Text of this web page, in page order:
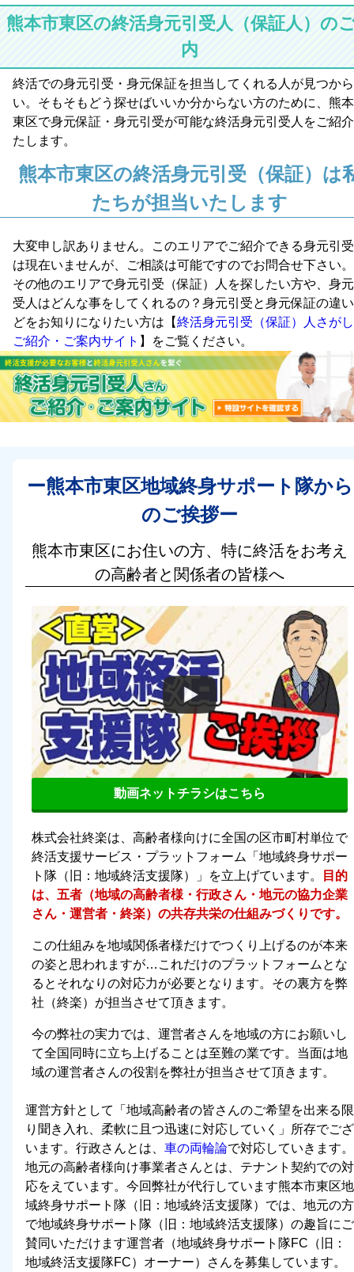
熊本市東区の終活身元引受人（保証人）の
内
終活での身元引受・身元保証を担当してくれる人が見つか
い。そもそもどう探せばいいか分からない方のために、熊
東区で身元保証・身元引受が可能な終活身元引受人をご紹
たします。
熊本市東区の終活身元引受（保証）は
たちが担当いたします
大変申し訳ありません。このエリアでご紹介できる身元引
は現在いませんが、ご相談は可能ですのでお問合せ下さい。
その他のエリアで身元引受（保証）人を探したい方や、身
受人はどんな事をしてくれるの？身元引受と身元保証の違
どをお知りになりたい方は【終活身元引受（保証）人さが
ご紹介・ご案内サイト 】をご覧ください。
ー熊本市東区地域終身サポート隊から
のご挨拶ー
熊本市東区にお住いの方、特に終活をお考え
の高齢者と関係者の皆様へ
動画ネットチラシはこちら
株式会社終楽は、高齢者様向けに全国の区市町村単位で
終活支援サービス・プラットフォーム「地域終身サポー
ト隊（旧：地域終活支援隊）」を立上げています。
目的
は、五者（地域の高齢者様・行政さん・地元の協力企業
さん・運営者・終楽）の共存共栄の仕組みづくりです。
この仕組みを地域関係者様だけでつくり上げるのが本来
の姿と思われますが…これだけのプラットフォームとな
るとそれなりの対応力が必要となります。その裏方を弊
社（終楽）が担当させて頂きます。
今の弊社の実力では、運営者さんを地域の方にお願いし
て全国同時に立ち上げることは至難の業です。当面は地
域の運営者さんの役割を弊社が担当させて頂きます。
運営方針として「 地域高齢者の皆さんのご希望を出来る限
り聞き入れ、柔軟に且つ迅速に対応していく
」所存でござ
います。行政さんとは、 車の両輪論で対応していきます。
地元の高齢者様向け事業者さんとは、テナント契約での対
応をえています。今回弊社が代行しています熊本市東区地
域終身サポート隊（旧：地域終活支援隊）では、地元の方
で地域終身サポート隊（旧：地域終活支援隊）の趣旨にご
賛同いただけます運営者（地域終身サポート隊FC（旧：
地域終活支援隊FC）オーナー）さんを募集しています。